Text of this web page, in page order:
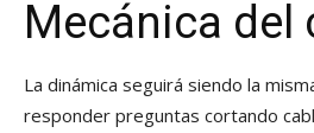
Mecánica del
La dinámica seguirá siendo la
responder preguntas cortando